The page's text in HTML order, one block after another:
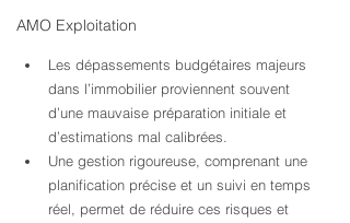
AMO Exploitation
Les dépassements budgétaires majeurs
dans l’immobilier proviennent souvent
d’une mauvaise préparation initiale et
d’estimations mal calibrées.
Une gestion rigoureuse, comprenant une
planification précise et un suivi en temps
réel, permet de réduire ces risques et